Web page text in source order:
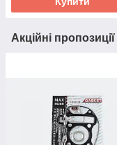
Акційні